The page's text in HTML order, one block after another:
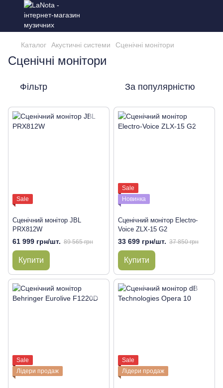
Каталог Акустичні системи Сценічні монітори
Сценічні монітори
Фільтр За популярністю
Sale
Сценічний монітор JBL
PRX812W
61 999 грн/шт. 89 565 грн
Купити
Sale
Новинка
Сценічний монітор Electro-
Voice ZLX-15 G2
33 699 грн/шт. 37 850 грн
Купити
Sale
Лідери продаж
Sale
Лідери продаж